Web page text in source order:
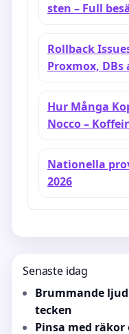
sten – Full
Rollback
Proxmox, DBs
Hur Många
Nocco –
Nationella
2026
Senaste idag
Brummande
tecken
Pinsa med räkor